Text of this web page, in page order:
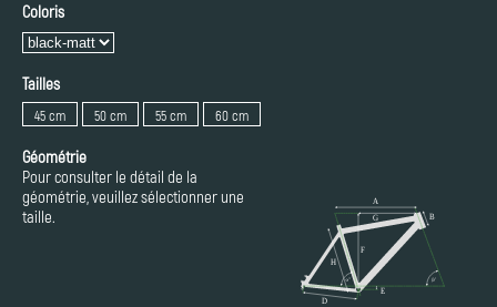
Coloris
Tailles
45 cm 50 cm 55 cm 60 cm
Géométrie
Pour consulter le détail de la
géométrie, veuillez sélectionner une
taille.